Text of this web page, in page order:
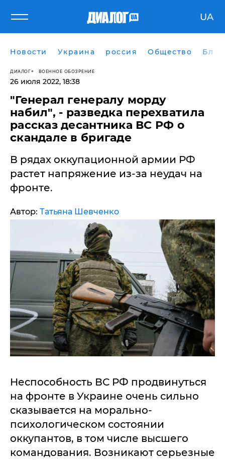
UA
Новости Украина россия Общество
ДИАЛОГ ВОЕННОЕ ОБОЗРЕНИЕ
26 июля 2022, 18:38
​"Генерал генералу морду
набил", - разведка перехватила
рассказ десантника ВС РФ о
скандале в бригаде
В рядах оккупационной армии РФ
растет напряжение из-за неудач на
фронте.
Автор: Татьяна Шевченко
Неспособность ВС РФ продвинуться
на фронте в Украине очень сильно
сказывается на морально-
психологическом состоянии
оккупантов, в том числе высшего
командования. Возникают серьезные